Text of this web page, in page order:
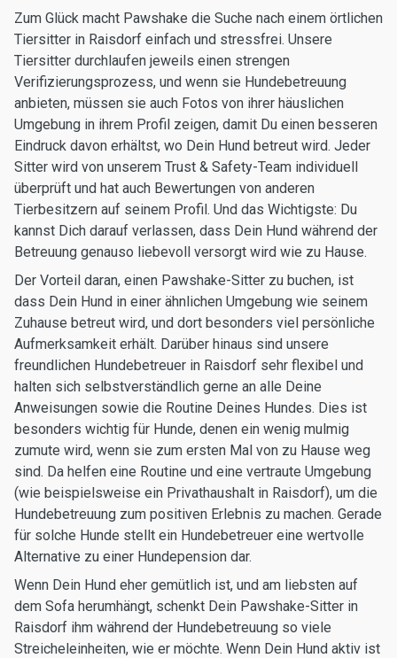
Zum Glück macht Pawshake die Suche nach einem örtlichen
Tiersitter in Raisdorf einfach und stressfrei. Unsere
Tiersitter durchlaufen jeweils einen strengen
Verifizierungsprozess, und wenn sie Hundebetreuung
anbieten, müssen sie auch Fotos von ihrer häuslichen
Umgebung in ihrem Profil zeigen, damit Du einen besseren
Eindruck davon erhältst, wo Dein Hund betreut wird. Jeder
Sitter wird von unserem Trust & Safety-Team individuell
überprüft und hat auch Bewertungen von anderen
Tierbesitzern auf seinem Profil. Und das Wichtigste: Du
kannst Dich darauf verlassen, dass Dein Hund während der
Betreuung genauso liebevoll versorgt wird wie zu Hause.
Der Vorteil daran, einen Pawshake-Sitter zu buchen, ist
dass Dein Hund in einer ähnlichen Umgebung wie seinem
Zuhause betreut wird, und dort besonders viel persönliche
Aufmerksamkeit erhält. Darüber hinaus sind unsere
freundlichen Hundebetreuer in Raisdorf sehr flexibel und
halten sich selbstverständlich gerne an alle Deine
Anweisungen sowie die Routine Deines Hundes. Dies ist
besonders wichtig für Hunde, denen ein wenig mulmig
zumute wird, wenn sie zum ersten Mal von zu Hause weg
sind. Da helfen eine Routine und eine vertraute Umgebung
(wie beispielsweise ein Privathaushalt in Raisdorf), um die
Hundebetreuung zum positiven Erlebnis zu machen. Gerade
für solche Hunde stellt ein Hundebetreuer eine wertvolle
Alternative zu einer Hundepension dar.
Wenn Dein Hund eher gemütlich ist, und am liebsten auf
dem Sofa herumhängt, schenkt Dein Pawshake-Sitter in
Raisdorf ihm während der Hundebetreuung so viele
Streicheleinheiten, wie er möchte. Wenn Dein Hund aktiv ist